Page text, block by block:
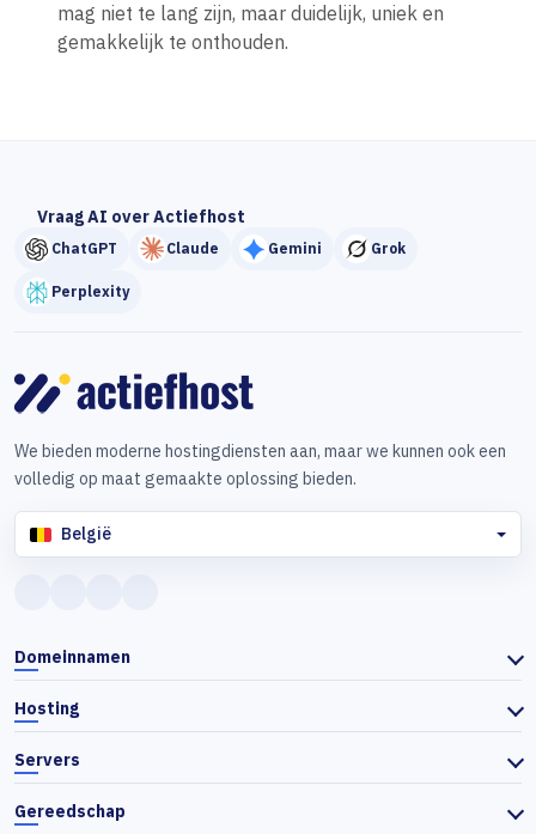
mag niet te lang zijn, maar duidelijk, uniek en
gemakkelijk te onthouden.
Vraag AI over Actiefhost
ChatGPT Claude Gemini Grok
Perplexity
We bieden moderne hostingdiensten aan, maar we kunnen ook een
volledig op maat gemaakte oplossing bieden.
België
Domeinnamen
Hosting
Servers
Gereedschap